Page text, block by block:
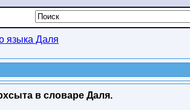
языка Даля
в словаре Даля.